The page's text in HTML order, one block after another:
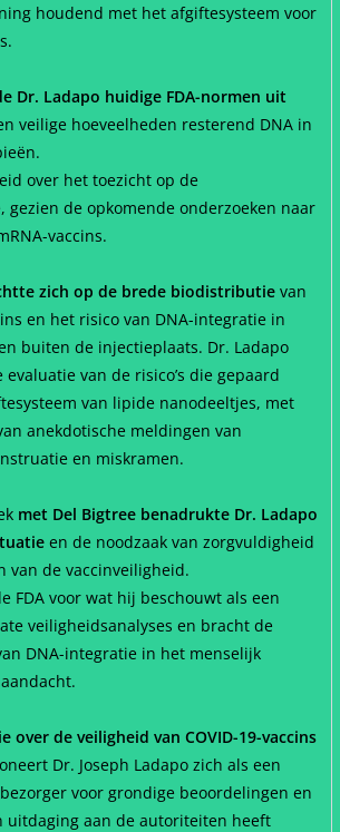
houdend met het afgiftesysteem voor
Dr. Ladapo huidige FDA-normen uit
veilige hoeveelheden resterend DNA in
over het toezicht op de
gezien de opkomende onderzoeken naar
vaccins.
zich op de brede biodistributie van
en het risico van DNA-integratie in
buiten de injectieplaats. Dr. Ladapo
van de risico’s die gepaard
van lipide nanodeeltjes, met
anekdotische meldingen van
en miskramen.
met Del Bigtree benadrukte Dr. Ladapo
en de noodzaak van zorgvuldigheid
van de vaccinveiligheid.
FDA voor wat hij beschouwt als een
veiligheidsanalyses en bracht de
DNA-integratie in het menselijk
over de veiligheid van COVID-19-vaccins
Dr. Joseph Ladapo zich als een
voor grondige beoordelingen en
uitdaging aan de autoriteiten heeft